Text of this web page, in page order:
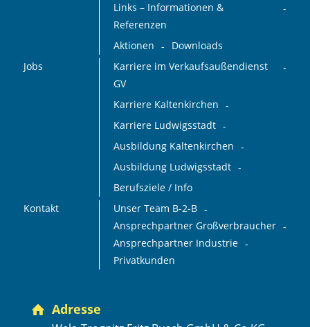
Links – Informationen &
Referenzen
Aktionen
Downloads
Jobs
Karriere im Verkaufsaußendienst
GV
Karriere Kaltenkirchen
Karriere Ludwigsstadt
Ausbildung Kaltenkirchen
Ausbildung Ludwigsstadt
Berufsziele / Info
Kontakt
Unser Team B-2-B
Ansprechpartner Großverbraucher
Ansprechpartner Industrie
Privatkunden
Adresse